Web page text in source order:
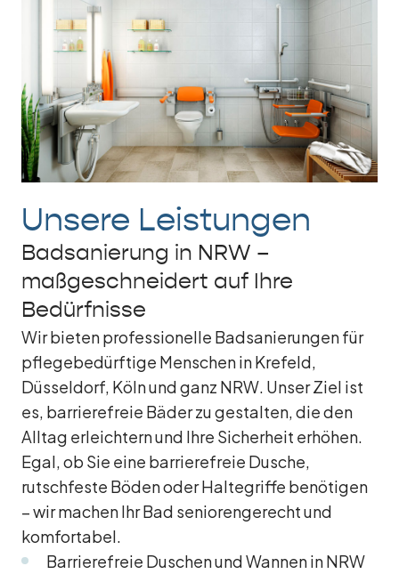
Unsere Leistungen
Badsanierung in NRW –
maßgeschneidert auf Ihre
Bedürfnisse
Wir bieten professionelle Badsanierungen für
pflegebedürftige Menschen in Krefeld,
Düsseldorf, Köln und ganz NRW. Unser Ziel ist
es, barrierefreie Bäder zu gestalten, die den
Alltag erleichtern und Ihre Sicherheit erhöhen.
Egal, ob Sie eine barrierefreie Dusche,
rutschfeste Böden oder Haltegriffe benötigen
– wir machen Ihr Bad seniorengerecht und
komfortabel.
Barrierefreie Duschen und Wannen in NRW